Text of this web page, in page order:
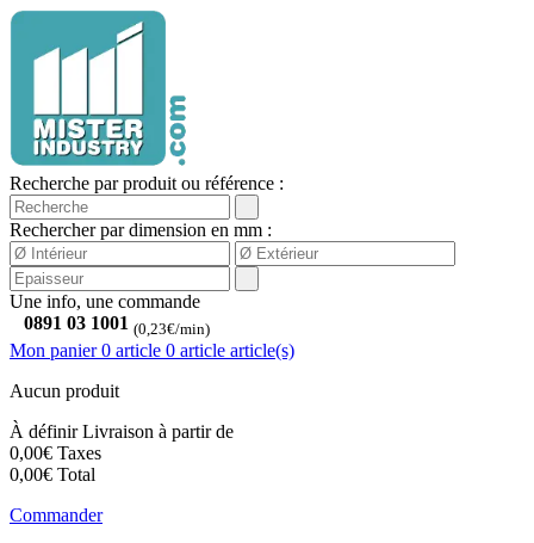
Recherche par produit ou référence :
Rechercher par dimension en mm :
Une info, une commande
0891 03 1001 (0,23€/min)
Mon panier 0 article 0 article article(s)
Aucun produit
À définirLivraison à partir de
0,00€ Taxes
0,00€ Total
Commander